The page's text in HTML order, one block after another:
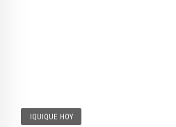
IQUIQUE HOY